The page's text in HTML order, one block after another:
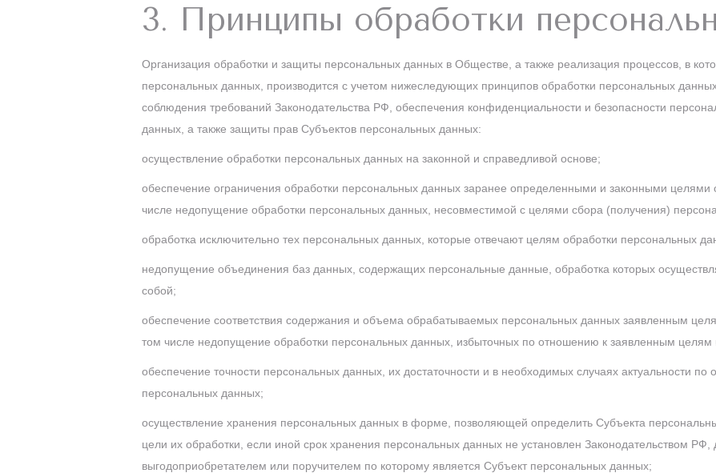
3. Принципы обработки
Организация обработки и защиты персональных данных в Обществе, а также реализация процессов, в
персональных данных, производится с учетом нижеследующих принципов обработки персональных
соблюдения требований Законодательства РФ, обеспечения конфиденциальности и безопасности
данных, а также защиты прав Субъектов персональных данных:
осуществление обработки персональных данных на законной и справедливой основе;
обеспечение ограничения обработки персональных данных заранее определенными и законными целями
числе недопущение обработки персональных данных, несовместимой с целями сбора (получения)
обработка исключительно тех персональных данных, которые отвечают целям обработки персональных
недопущение объединения баз данных, содержащих персональные данные, обработка которых
собой;
обеспечение соответствия содержания и объема обрабатываемых персональных данных заявленным
том числе недопущение обработки персональных данных, избыточных по отношению к заявленным целям
обеспечение точности персональных данных, их достаточности и в необходимых случаях актуальности
персональных данных;
осуществление хранения персональных данных в форме, позволяющей определить Субъекта
цели их обработки, если иной срок хранения персональных данных не установлен Законодательством РФ,
выгодоприобретателем или поручителем по которому является Субъект персональных данных;